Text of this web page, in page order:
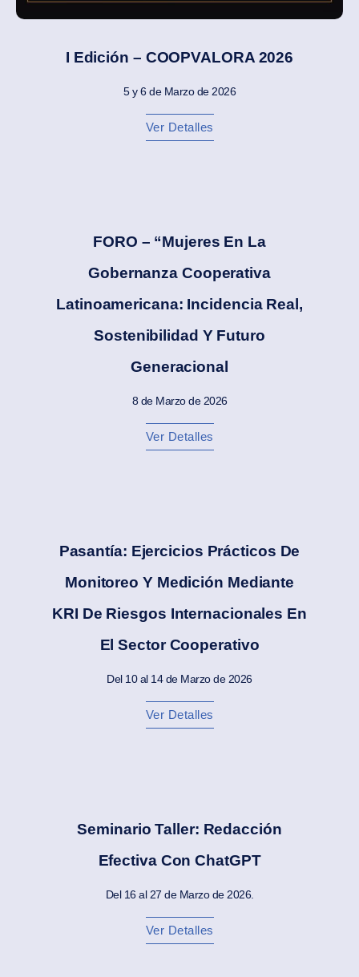
I Edición – COOPVALORA 2026
5 y 6 de Marzo de 2026
Ver Detalles
FORO – “Mujeres En La
Gobernanza Cooperativa
Latinoamericana: Incidencia Real,
Sostenibilidad Y Futuro
Generacional
8 de Marzo de 2026
Ver Detalles
Pasantía: Ejercicios Prácticos De
Monitoreo Y Medición Mediante
KRI De Riesgos Internacionales En
El Sector Cooperativo
Del 10 al 14 de Marzo de 2026
Ver Detalles
Seminario Taller: Redacción
Efectiva Con ChatGPT
Del 16 al 27 de Marzo de 2026.
Ver Detalles